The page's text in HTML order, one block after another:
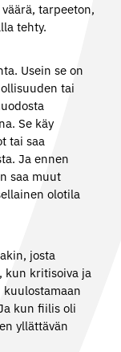
tarpeeton,
tehty.
Usein se on
tai
Se käy
tai saa
Ja ennen
saa muut
olotila
josta
kun kritisoiva ja
kun fiilis oli
yllättävän